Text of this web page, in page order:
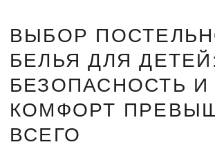
ВЫБОР
БЕЛЬЯ ДЛЯ
БЕЗОПАСНОСТЬ И
КОМФОРТ
ВСЕГО